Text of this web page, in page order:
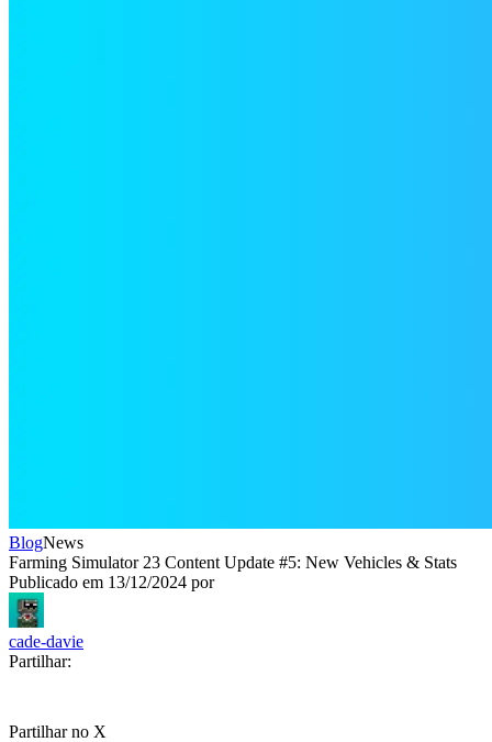
BlogNews
Farming Simulator 23 Content Update #5: New Vehicles & Stats
Publicado em 13/12/2024 por
cade-davie
Partilhar:
Partilhar no X